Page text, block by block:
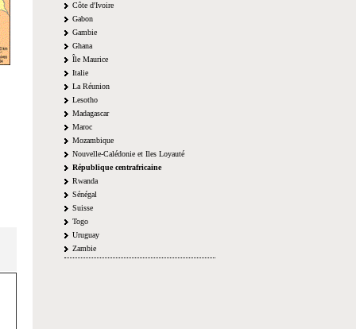
Côte d'Ivoire
Gabon
Gambie
Ghana
Île Maurice
Italie
La Réunion
Lesotho
Madagascar
Maroc
Mozambique
Nouvelle-Calédonie et Iles Loyauté
République centrafricaine
Rwanda
Sénégal
Suisse
Togo
Uruguay
Zambie